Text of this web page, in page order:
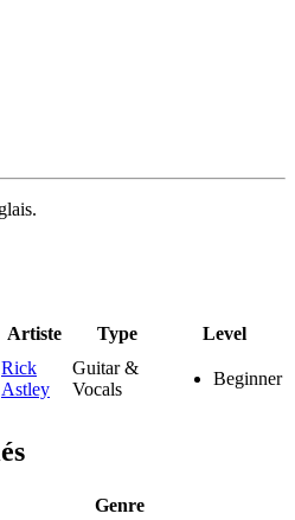
Artiste Type
Level
Rick
Astley
Guitar &
Vocals
Beginner
Genre